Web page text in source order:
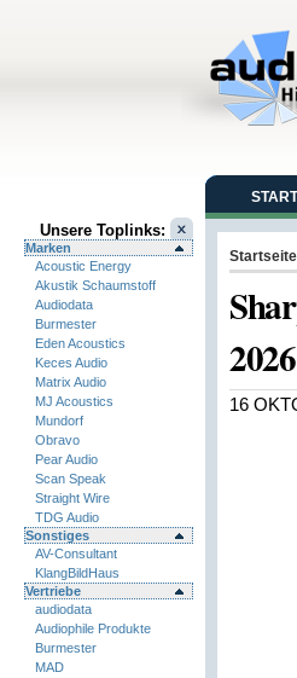
Unsere Toplinks:
Marken
Acoustic Energy
Akustik Schaumstoff
Audiodata
Burmester
Eden Acoustics
Keces Audio
Matrix Audio
MJ Acoustics
Mundorf
Obravo
Pear Audio
Scan Speak
Straight Wire
TDG Audio
Sonstiges
AV-Consultant
KlangBildHaus
Vertriebe
audiodata
Audiophile Produkte
Burmester
MAD
Startseite
2026
16